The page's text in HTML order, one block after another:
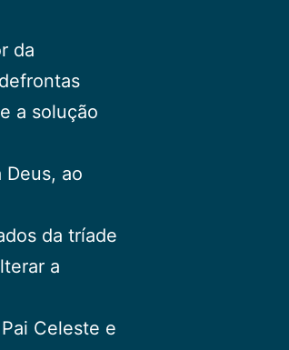
da
a solução
ao
da tríade
a
Celeste e